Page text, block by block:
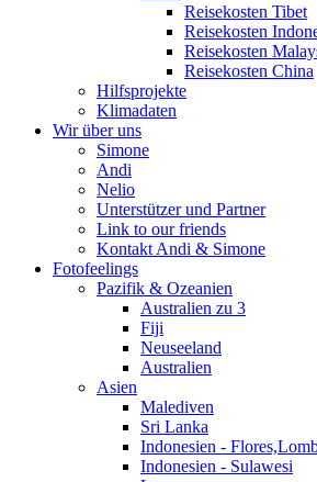
Reisekosten Tibet
Reisekosten
Reisekosten
Reisekosten China
Hilfsprojekte
Klimadaten
Wir über uns
Simone
Andi
Nelio
Unterstützer und Partner
Link to our friends
Kontakt Andi & Simone
Fotofeelings
Pazifik & Ozeanien
Australien zu 3
Fiji
Neuseeland
Australien
Asien
Malediven
Sri Lanka
Indonesien -
Indonesien - Sulawesi